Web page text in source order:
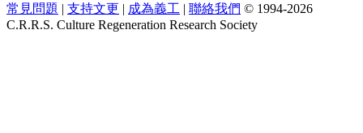
常見問題 | 支持文更 | 成為義工 | 聯絡我們 © 1994-2026
C.R.R.S. Culture Regeneration Research Society